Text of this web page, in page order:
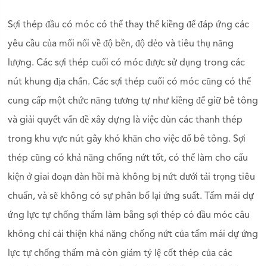
Sợi thép đầu có móc có thể thay thế kiềng để đáp ứng các
yêu cầu của mối nối về độ bền, độ dẻo và tiêu thụ năng
lượng. Các sợi thép cuối có móc được sử dụng trong các
nút khung địa chấn. Các sợi thép cuối có móc cũng có thể
cung cấp một chức năng tương tự như kiềng để giữ bê tông
và giải quyết vấn đề xây dựng là việc đùn các thanh thép
trong khu vực nút gây khó khăn cho việc đổ bê tông. Sợi
thép cũng có khả năng chống nứt tốt, có thể làm cho cấu
kiện ở giai đoạn đàn hồi mà không bị nứt dưới tải trọng tiêu
chuẩn, và sẽ không có sự phân bố lại ứng suất. Tấm mái dự
ứng lực tự chống thấm làm bằng sợi thép có đầu móc câu
không chỉ cải thiện khả năng chống nứt của tấm mái dự ứng
lực tự chống thấm mà còn giảm tỷ lệ cốt thép của các